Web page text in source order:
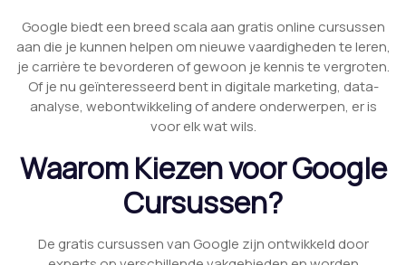
Google biedt een breed scala aan gratis online cursussen
aan die je kunnen helpen om nieuwe vaardigheden te leren,
je carrière te bevorderen of gewoon je kennis te vergroten.
Of je nu geïnteresseerd bent in digitale marketing, data-
analyse, webontwikkeling of andere onderwerpen, er is
voor elk wat wils.
Waarom Kiezen voor Google
Cursussen?
De gratis cursussen van Google zijn ontwikkeld door